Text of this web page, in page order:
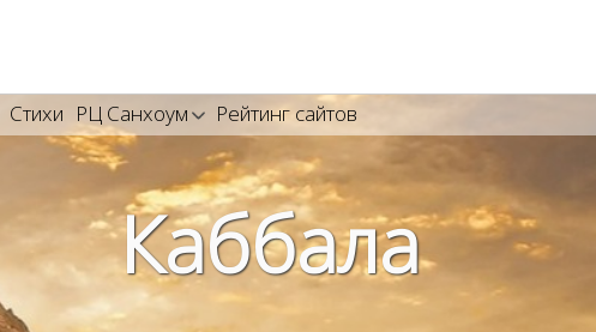
Стихи РЦ Санхоум Рейтинг сайтов
Каббала